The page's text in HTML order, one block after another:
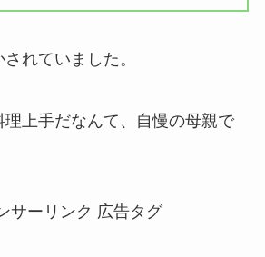
れていました。
理上手だなんて、自慢の母親で
サーリンク 広告タグ